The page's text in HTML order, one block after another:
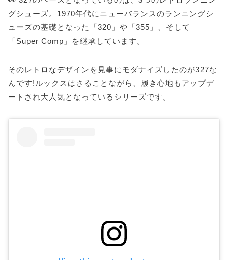
グシューズ。1970年代にニューバランスのランニングシ
ューズの基礎となった「320」や「355」、そして
「Super Comp」を継承しています。
そのレトロなデザインを見事にモダナイズしたのが327な
んです!ルックスはさることながら、履き心地もアップデ
ートされ大人気となっているシリーズです。